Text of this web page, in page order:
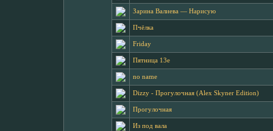
Зарина Валиева — Нарисую
Пчёлка
Friday
Пятница 13е
no name
Dizzy - Прогулочная (Alex Skyner Edition)
Прогулочная
Из под вала